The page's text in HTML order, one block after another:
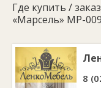
Где купить /
«Марсель» МР-
8